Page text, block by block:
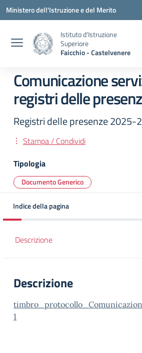
Vai ai contenuti
Vai al menu di navigazione
Vai al footer
Ministero dell'Istruzione e del Merito
Istituto d'Istruzione
Superiore
Faicchio - Castelvenere
Comunicazione
registri delle
Registri delle presenze 2025-
Stampa / Condividi
Tipologia
Documento Generico
Indice della pagina
Descrizione
Descrizione
1